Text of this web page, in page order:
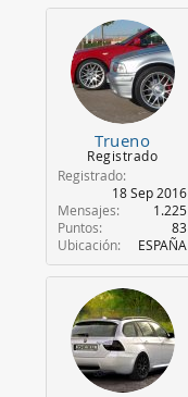
Trueno
Registrado
Registrado
18 Sep 2016
Mensajes
1.225
Puntos
83
Ubicación
ESPAÑA